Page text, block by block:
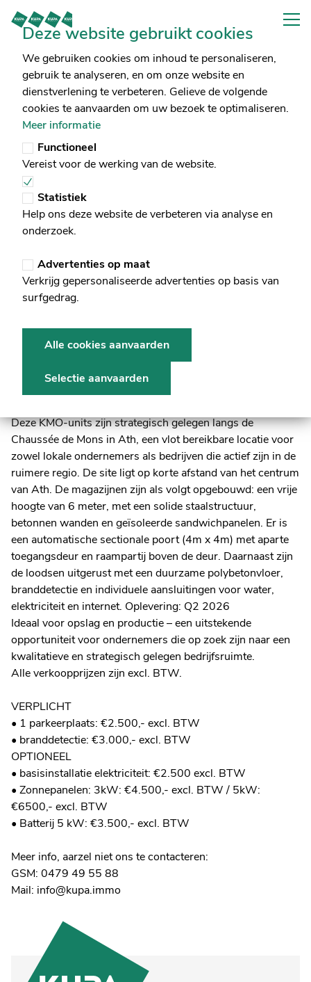
Te koop
Te huur
Projecten
Referenties
Diensten
Contact
Blog
Inschrijven
Nieuwbouw magazijn U11 te Ath
REF: M-0070 U11
€ 171.750 150 m² 150 m²
Maakt deel uit van KMO-project
"Denderparc" te ATH
Deze KMO-units zijn strategisch gelegen langs de
Chaussée de Mons in Ath, een vlot bereikbare locatie voor
zowel lokale ondernemers als bedrijven die actief zijn in de
ruimere regio. De site ligt op korte afstand van het centrum
van Ath. De magazijnen zijn als volgt opgebouwd: een vrije
hoogte van 6 meter, met een solide staalstructuur,
betonnen wanden en geïsoleerde sandwichpanelen. Er is
een automatische sectionale poort (4m x 4m) met aparte
toegangsdeur en raampartij boven de deur. Daarnaast zijn
de loodsen uitgerust met een duurzame polybetonvloer,
branddetectie en individuele aansluitingen voor water,
elektriciteit en internet. Oplevering: Q2 2026
Ideaal voor opslag en productie – een uitstekende
opportuniteit voor ondernemers die op zoek zijn naar een
kwalitatieve en strategisch gelegen bedrijfsruimte.
Alle verkoopprijzen zijn excl. BTW.
VERPLICHT
• 1 parkeerplaats: €2.500,- excl. BTW
• branddetectie: €3.000,- excl. BTW
OPTIONEEL
• basisinstallatie elektriciteit: €2.500 excl. BTW
• Zonnepanelen: 3kW: €4.500,- excl. BTW / 5kW:
€6500,- excl. BTW
• Batterij 5 kW: €3.500,- excl. BTW
Meer info, aarzel niet ons te contacteren:
GSM: 0479 49 55 88
Mail: info@kupa.immo
Deze website gebruikt cookies
We gebruiken cookies om inhoud te personaliseren,
gebruik te analyseren, en om onze website en
dienstverlening te verbeteren. Gelieve de volgende
cookies te aanvaarden om uw bezoek te optimaliseren.
Meer informatie
Functioneel
Vereist voor de werking van de website.
Statistiek
Help ons deze website de verbeteren via analyse en
onderzoek.
Advertenties op maat
Verkrijg gepersonaliseerde advertenties op basis van
surfgedrag.
Alle cookies aanvaarden
Selectie aanvaarden